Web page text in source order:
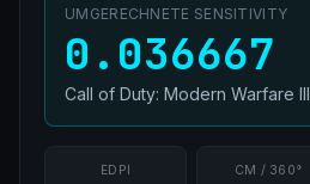
UMGERECHNETE SENSITIVITY
0.036667
Call of Duty: Modern Warfare III
EDPI CM / 360°